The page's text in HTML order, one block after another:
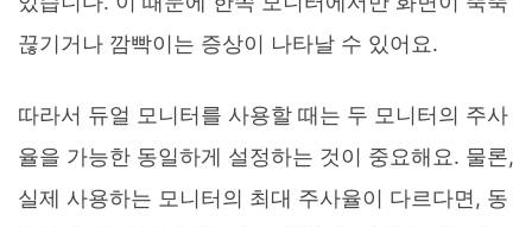
끊기거나 깜빡이는 증상이 나타날 수 있어요.
따라서 듀얼 모니터를 사용할 때는 두 모니터의 주사
율을 가능한 동일하게 설정하는 것이 중요해요. 물론,
실제 사용하는 모니터의 최대 주사율이 다르다면, 동